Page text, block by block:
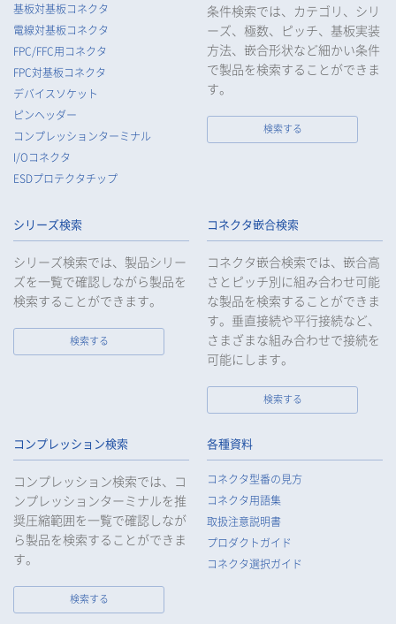
様等の個人データの安全管理が図られるよう必要かつ適切な監
督を行います。
当社は、法令で例外として定められている場合を除き、お客様
等の個人データをあらかじめ、ご本人の同意を得ることなく第
三者に提供することはいたしません。
当社は、法令で不要とされている場合を除き、第三者に個人デ
ータを提供したとき、又は受けたときは、法令で定められた確
認・記録義務を適正に履行いたします。
9. 当社は、個人情報の漏えい等の事故が発生した場合は、お客様
等の保護を最優先する考えのもと、被害を最小限にとどめるた
めに合理的な範囲で速やかに対応し、再発防止に向けた取り組
みを行います。
当社は、個人情報報保護のための管理体制および取り組みを継
続的に見直し、定期的に評価を実施し、その改善に努めてまい
ります。
個人情報の取得
当社は、当社サービスの提供にあたり、お客様等の氏名、住
所、電話番号、電子メールアドレス、勤務先情報（所属会社
名、所属部署名、役職、住所、電話（FAX）番号等）、性別、銀
行口座情報等の個人情報を取得します。当社は、適正に個人情
報を取得し、偽りその他不正の手段により取得することはいた
なお、当社は、Cookieおよびその他のトラッキング技術（例え
ばWebビーコン）を使用して、IPアドレス等の識別子を含む、
基板対基板コネクタ
電線対基板コネクタ
FPC/FFC用コネクタ
FPC対基板コネクタ
デバイスソケット
ピンヘッダー
コンプレッションターミナル
I/Oコネクタ
ESDプロテクタチップ
条件検索では、カテゴリ、シリ
ーズ、極数、ピッチ、基板実装
方法、嵌合形状など細かい条件
で製品を検索することができま
す。
検索する
シリーズ検索
シリーズ検索では、製品シリー
ズを一覧で確認しながら製品を
検索することができます。
検索する
コネクタ嵌合検索
コネクタ嵌合検索では、嵌合高
さとピッチ別に組み合わせ可能
な製品を検索することができま
す。垂直接続や平行接続など、
さまざまな組み合わせで接続を
可能にします。
検索する
コンプレッション検索
コンプレッション検索では、コ
ンプレッションターミナルを推
奨圧縮範囲を一覧で確認しなが
ら製品を検索することができま
す。
検索する
各種資料
コネクタ型番の見方
コネクタ用語集
取扱注意説明書
プロダクトガイド
コネクタ選択ガイド